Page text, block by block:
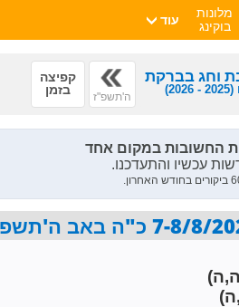
מלונות
בוקינג
עוד
וחג בברקת
(2025 - 2026)
ה'תשפ"ז
קפיצה
בזמן